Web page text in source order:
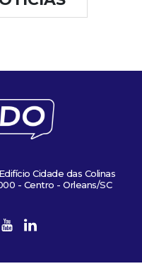
Cidade das Colinas
- Centro - Orleans/SC